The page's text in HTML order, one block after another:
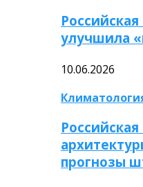
улучшила
10.06.2026
прогнозы